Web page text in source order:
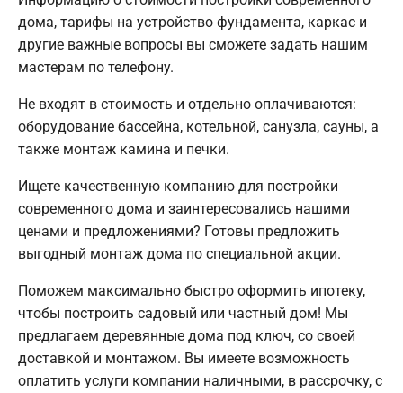
дома, тарифы на устройство фундамента, каркас и
другие важные вопросы вы сможете задать нашим
мастерам по телефону.
Не входят в стоимость и отдельно оплачиваются:
оборудование бассейна, котельной, санузла, сауны, а
также монтаж камина и печки.
Ищете качественную компанию для постройки
современного дома и заинтересовались нашими
ценами и предложениями? Готовы предложить
выгодный монтаж дома по специальной акции.
Поможем максимально быстро оформить ипотеку,
чтобы построить садовый или частный дом! Мы
предлагаем деревянные дома под ключ, со своей
доставкой и монтажом. Вы имеете возможность
оплатить услуги компании наличными, в рассрочку, с